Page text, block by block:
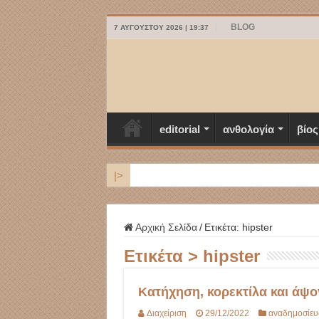
7 ΑΥΓΟΎΣΤΟΥ 2026 | 19:37 BLOG
editorial ανθολογία βίος
|>
Αρχική Σελίδα / Ετικέτα: hipster
Ετικέτα > hipster
Κατήχηση, κορεκτίλα και
Διαχείριση 29/12/2022